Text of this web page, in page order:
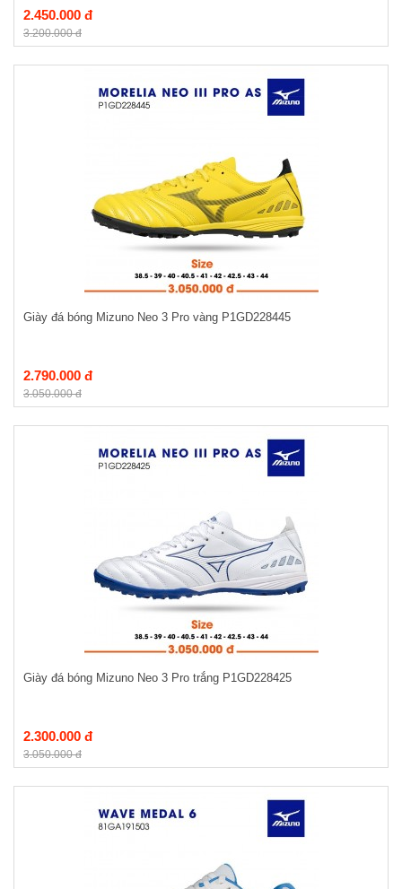
2.450.000 đ
3.200.000 đ
Giày đá bóng Mizuno Neo 3 Pro vàng P1GD228445
2.790.000 đ
3.050.000 đ
Giày đá bóng Mizuno Neo 3 Pro trắng P1GD228425
2.300.000 đ
3.050.000 đ